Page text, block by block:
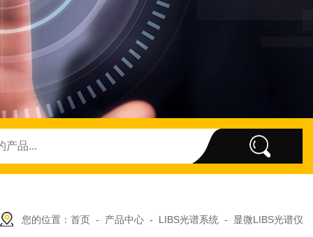
您的位置： 首页 - 产品中心 - LIBS光谱系统 - 显微LIBS光谱仪